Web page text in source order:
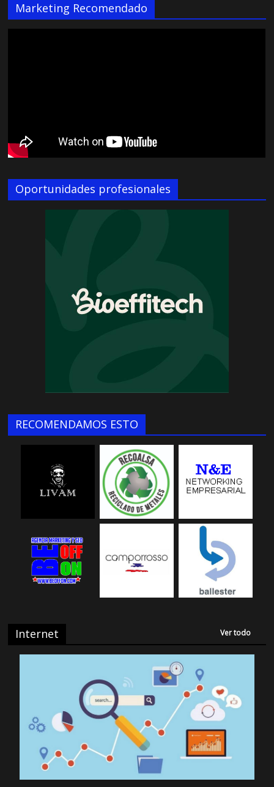
Marketing Recomendado
Oportunidades profesionales
RECOMENDAMOS ESTO
Internet Ver todo